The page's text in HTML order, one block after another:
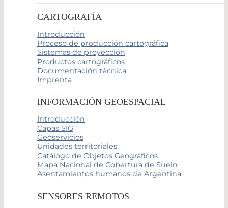
CARTOGRAFÍA
Introducción
Proceso de producción cartográfica
Sistemas de proyección
Productos cartográficos
Documentación técnica
Imprenta
INFORMACIÓN GEOESPACIAL
Introducción
Capas SIG
Geoservicios
Unidades territoriales
Catálogo de Objetos Geográficos
Mapa Nacional de Cobertura de Suelo
Asentamientos humanos de Argentina
SENSORES REMOTOS